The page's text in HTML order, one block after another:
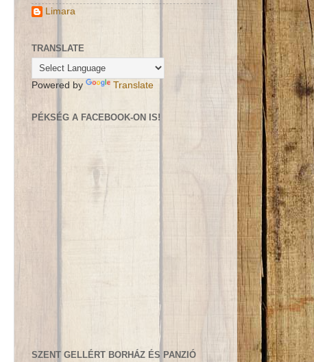
Limara
TRANSLATE
Powered by Translate
PÉKSÉG A FACEBOOK-ON IS!
SZENT GELLÉRT BORHÁZ ÉS PANZIÓ